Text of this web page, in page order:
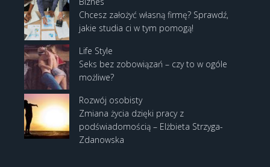
Chcesz założyć własną firmę? Sprawdź,
jakie studia ci w tym pomogą!
Life Style
Seks bez zobowiązań – czy to w ogóle
możliwe?
Rozwój osobisty
Zmiana życia dzięki pracy z
podświadomością – Elżbieta Strzyga-
Zdanowska